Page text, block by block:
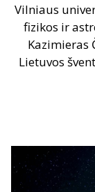
Vilniaus
fizikos ir
Kazimieras
Lietuvos